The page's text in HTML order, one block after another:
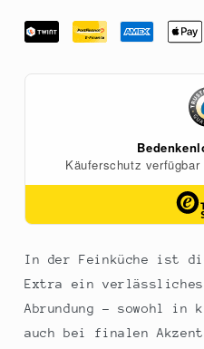
Extra,
Gölles,
Extra,
Gölles,
In der Feinküche ist
Extra ein verlässliches
Abrundung – sowohl in
auch bei finalen